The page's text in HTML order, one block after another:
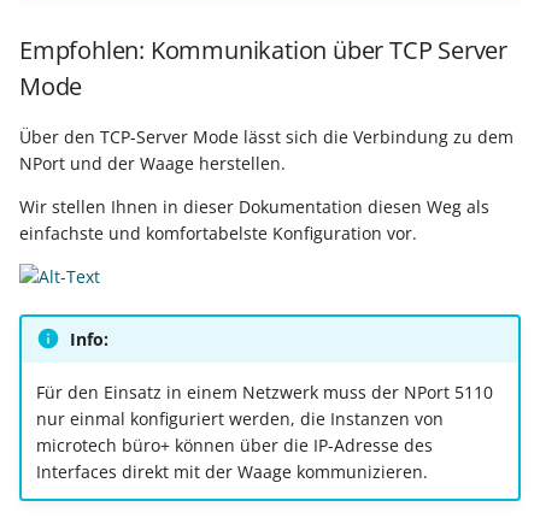
Empfohlen: Kommunikation über TCP Server
Mode
Über den TCP-Server Mode lässt sich die Verbindung zu dem
NPort und der Waage herstellen.
Wir stellen Ihnen in dieser Dokumentation diesen Weg als
einfachste und komfortabelste Konfiguration vor.
Info:
Für den Einsatz in einem Netzwerk muss der NPort 5110
nur einmal konfiguriert werden, die Instanzen von
microtech büro+ können über die IP-Adresse des
Interfaces direkt mit der Waage kommunizieren.
Mini-one-stop-shop
Zahlungsverkehr
Österreich
Gestaltung von
Eingabemasken
Kellnerschloss
in unterschiedlichen
Streckengeschäft
Unterstützung allgemein
Verschiedene
Auswertungen -
Verschiedene Werte
Differenzbesteuerung
§ 25a
Beitragsnachweise
GKV-Monatsmeldung
Betriebsaufgabe
nutzen
der Kasse
Skontovorgaben
Funktionen im
Regeln
(Vorgang)
Österreich:
Registrierkassenpflicht
und
Registrierkassensicherheitsverordnung
(RKSV)
Bereich: LOGISTIK-
MODUL
Hinweis für Waagen, die
unterstützen